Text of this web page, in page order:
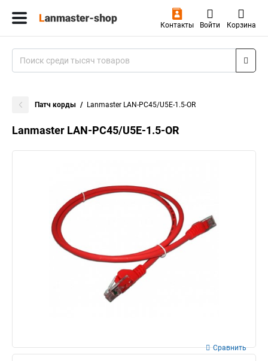
Контакты Войти Корзина
Патч корды Lanmaster LAN-PC45/U5E-1.5-OR
Lanmaster LAN-PC45/U5E-1.5-OR
Сравнить